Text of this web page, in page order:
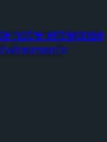
notre entreprise